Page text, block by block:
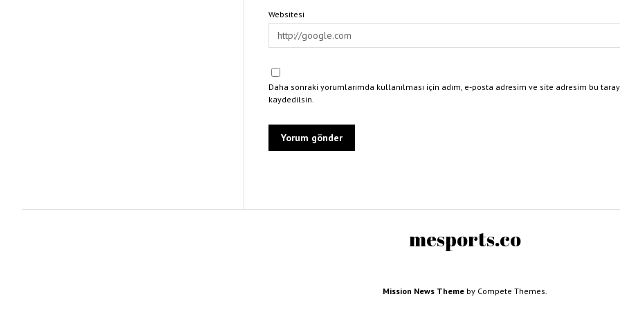
Websitesi
Daha sonraki yorumlarımda kullanılması için adım, e-posta adresim ve site adresim bu
kaydedilsin.
mesports.co
Mission News Theme by Compete Themes.